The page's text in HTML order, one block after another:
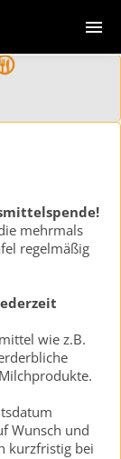
mehrmals
regelmäßig
wie z.B.
Wunsch und
kurzfristig bei